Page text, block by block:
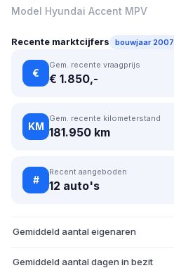
Model Hyundai Accent MPV
Recente marktcijfers bouwjaar 2007
€
Gem. recente vraagprijs
€ 1.850,-
KM
Gem. recente kilometerstand
181.950 km
#
Recent aangeboden
12 auto's
Gemiddeld aantal eigenaren
Gemiddeld aantal dagen in bezit